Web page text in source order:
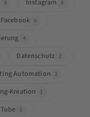
8 Instagram 8
Facebook 6
4
Datenschutz 2
Automation 2
Kreation 1
1